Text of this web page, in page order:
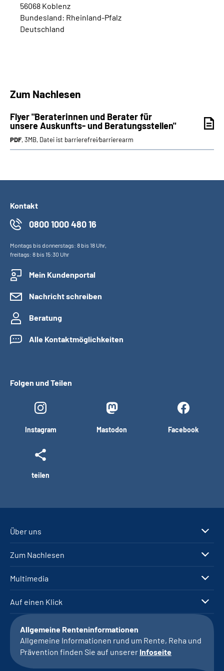
56068 Koblenz
Bundesland: Rheinland-Pfalz
Deutschland
Zum Nachlesen
Flyer "Beraterinnen und Berater für
unsere Auskunfts- und Beratungsstellen"
PDF, 3MB, Datei ist barrierefrei⁄barrierearm
Kontakt
0800 1000 480 16
Montags bis donnerstags: 8 bis 18 Uhr,
freitags: 8 bis 15:30 Uhr
Mein Kundenportal
Nachricht schreiben
Beratung
Alle Kontaktmöglichkeiten
Folgen und Teilen
Instagram Mastodon Facebook
teilen
Über uns
Zum Nachlesen
Multimedia
Auf einen Klick
Allgemeine Renteninformationen
Allgemeine Informationen rund um Rente, Reha und
Prävention finden Sie auf unserer Infoseite